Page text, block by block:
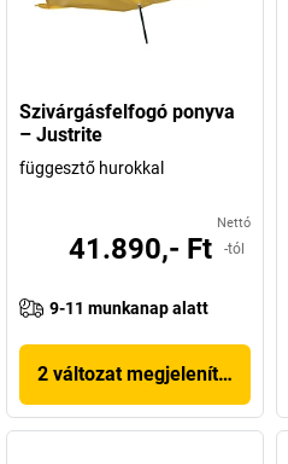
Szivárgásfelfogó ponyva
– Justrite
függesztő hurokkal
Nettó
41.890,- Ft -tól
9-11 munkanap alatt
2 változat megjelenítése